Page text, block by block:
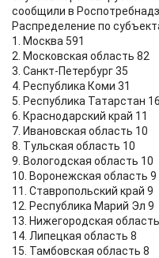
сообщили в
Распределение по
1. Москва 591
2. Московская область 82
3. Санкт-Петербург 35
4. Республика Коми 31
5. Республика Татарстан 16
6. Краснодарский край 11
7. Ивановская область 10
8. Тульская область 10
9. Вологодская область 10
10. Воронежская область 9
11. Ставропольский край 9
12. Республика Марий Эл 9
13. Нижегородская
14. Липецкая область 8
15. Тамбовская область 8